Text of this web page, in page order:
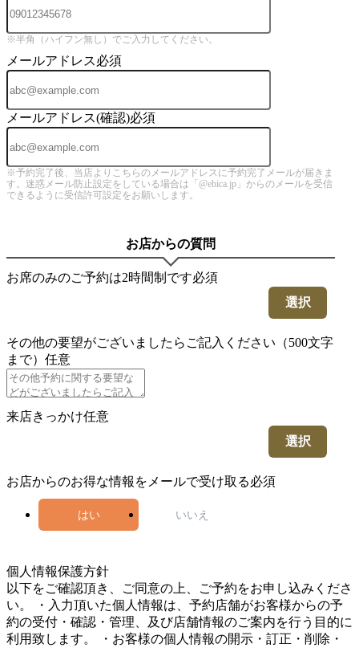
※半角（ハイフン無し）でご入力してください。
メールアドレス必須
メールアドレス(確認)必須
※予約完了後、当店よりこちらのメールアドレスに予約完了メールが届きま
す。迷惑メール防止設定をしている場合は「@ebica.jp」からのメールを受信
できるように受信許可設定をお願いします。
お店からの質問
お席のみのご予約は2時間制です必須
選択
その他の要望がございましたらご記入ください（500文字
まで） 任意
来店きっかけ任意
選択
お店からのお得な情報をメールで受け取る必須
はい いいえ
個人情報保護方針
以下をご確認頂き、ご同意の上、ご予約をお申し込みくださ
い。 ・入力頂いた個人情報は、予約店舗がお客様からの予
約の受付・確認・管理、及び店舗情報のご案内を行う目的に
利用致します。 ・お客様の個人情報の開示・訂正・削除・